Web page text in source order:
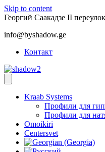
Skip to content
Георгий Саакадзе II
info@byshadow.ge
Контакт
Kraab Systems
Профили для
Профили для
Omoikiri
Centersvet